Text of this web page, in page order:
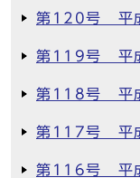
第120号 平
第119号 平
第118号 平
第117号 平
第116号 平